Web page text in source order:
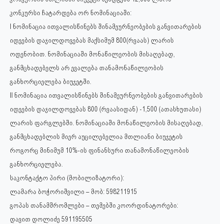
კონკურსი ჩატარდება ორ ნომინაციაში:
I ნომინაცია ითვალისწინებს შინამეურნეობების განვითარების
იდეების დაჯილდოვებას მაქსიმუმ 800(რვაას) ლარის
ოდენობით. ნომინაციაში მონაწილეობის მისაღებად,
განმცხადებელს არ ევალება თანამონაწილეობის
განხორციელება ბიუჯეტში.
II ნომინაცია ითვალისწინებს შინამეურნეობების განვითარების
იდეების დაჯილდოვებას 800 (რვაასიდან) -1,500 (ათასხუთასი)
ლარის ფარგლებში. ნომინაციაში მონაწილეობის მისაღებად,
განმცხადებლის მიერ აუცილებელია მთლიანი ბიუჯეტის
როგორც მინიმუმ 10%-ის ფინანსური თანამონაწილეობის
განხორციელება.
საკონტაქტო პირი (მობილიზატორი):
ლამარა ბოჭორიშვილი – მობ: 598211915
გოპას თანამშრომლები – თემებში კოორდინატორები:
დავით დოლიძე 591195505